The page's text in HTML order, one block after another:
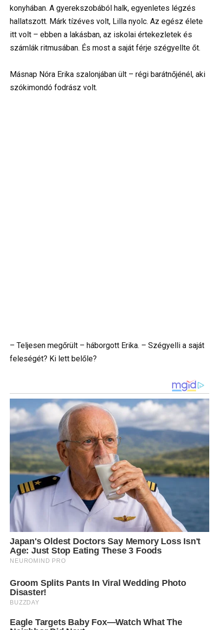
konyhában. A gyerekszobából halk, egyenletes légzés
hallatszott. Márk tízéves volt, Lilla nyolc. Az egész élete
itt volt – ebben a lakásban, az iskolai értekezletek és
számlák ritmusában. És most a saját férje szégyellte őt.
Másnap Nóra Erika szalonjában ült – régi barátnőjénél, aki
szókimondó fodrász volt.
– Teljesen megőrült – háborgott Erika. – Szégyelli a saját
feleségét? Ki lett belőle?